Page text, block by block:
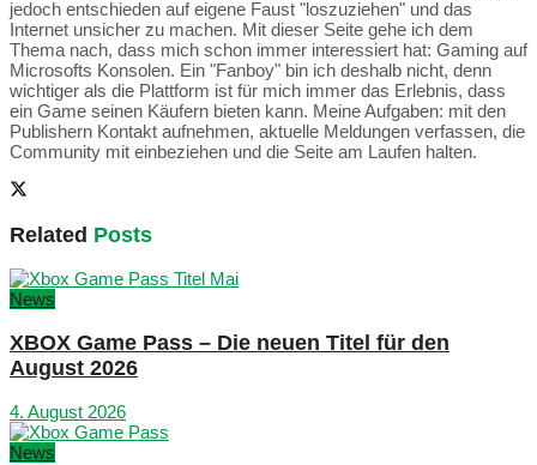
jedoch entschieden auf eigene Faust "loszuziehen" und das
Internet unsicher zu machen. Mit dieser Seite gehe ich dem
Thema nach, dass mich schon immer interessiert hat: Gaming auf
Microsofts Konsolen. Ein "Fanboy" bin ich deshalb nicht, denn
wichtiger als die Plattform ist für mich immer das Erlebnis, dass
ein Game seinen Käufern bieten kann. Meine Aufgaben: mit den
Publishern Kontakt aufnehmen, aktuelle Meldungen verfassen, die
Community mit einbeziehen und die Seite am Laufen halten.
Related Posts
News
XBOX Game Pass – Die neuen Titel für den
August 2026
4. August 2026
News